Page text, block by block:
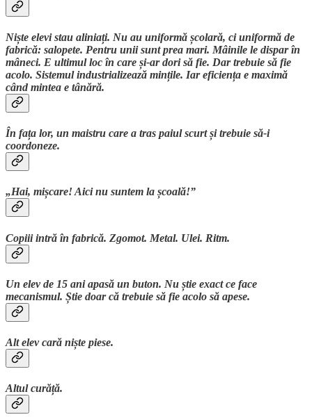
Niște elevi stau aliniați. Nu au uniformă școlară, ci uniformă de
fabrică: salopete. Pentru unii sunt prea mari. Mâinile le dispar în
mâneci. E ultimul loc în care și-ar dori să fie. Dar trebuie să fie
acolo. Sistemul industrializează mințile. Iar eficiența e maximă
când mintea e tânără.
În fața lor, un maistru care a tras paiul scurt și trebuie să-i
coordoneze.
„Hai, mișcare! Aici nu suntem la școală!”
Copiii intră în fabrică. Zgomot. Metal. Ulei. Ritm.
Un elev de 15 ani apasă un buton. Nu știe exact ce face
mecanismul. Știe doar că trebuie să fie acolo să apese.
Alt elev cară niște piese.
Altul curăță.